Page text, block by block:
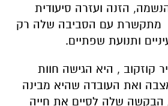
הזנה ועזרה סיעודית
מתקשרת עם הסביבה שלה רק
ותנועת שפתיים.
קוזקוב , היא הגישה חוות
ואת העובדה שהיא מבינה
שלה לסיים את חייה